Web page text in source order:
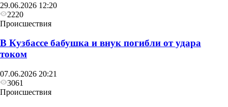
29.06.2026 12:20
2220
Происшествия
В Кузбассе бабушка и внук погибли от удара
током
07.06.2026 20:21
3061
Происшествия